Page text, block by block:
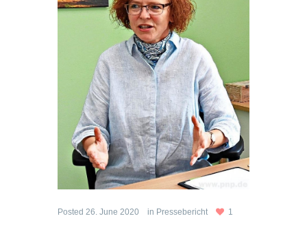
Posted 26. June 2020 in Pressebericht 1